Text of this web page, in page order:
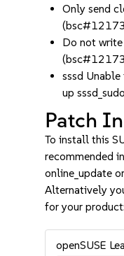
Only send
Do not
sssd
up
Patch
To install this
recommended
online_update
Alternatively
for your
openSUSE